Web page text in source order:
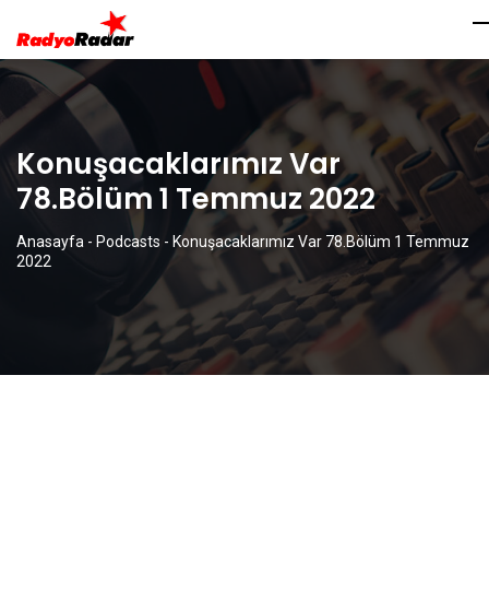
Konuşacaklarımız Var
78.Bölüm 1 Temmuz 2022
Anasayfa - Podcasts - Konuşacaklarımız Var 78.Bölüm 1 Temmuz
2022